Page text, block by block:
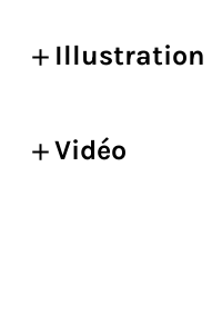
Illustration
Vidéo